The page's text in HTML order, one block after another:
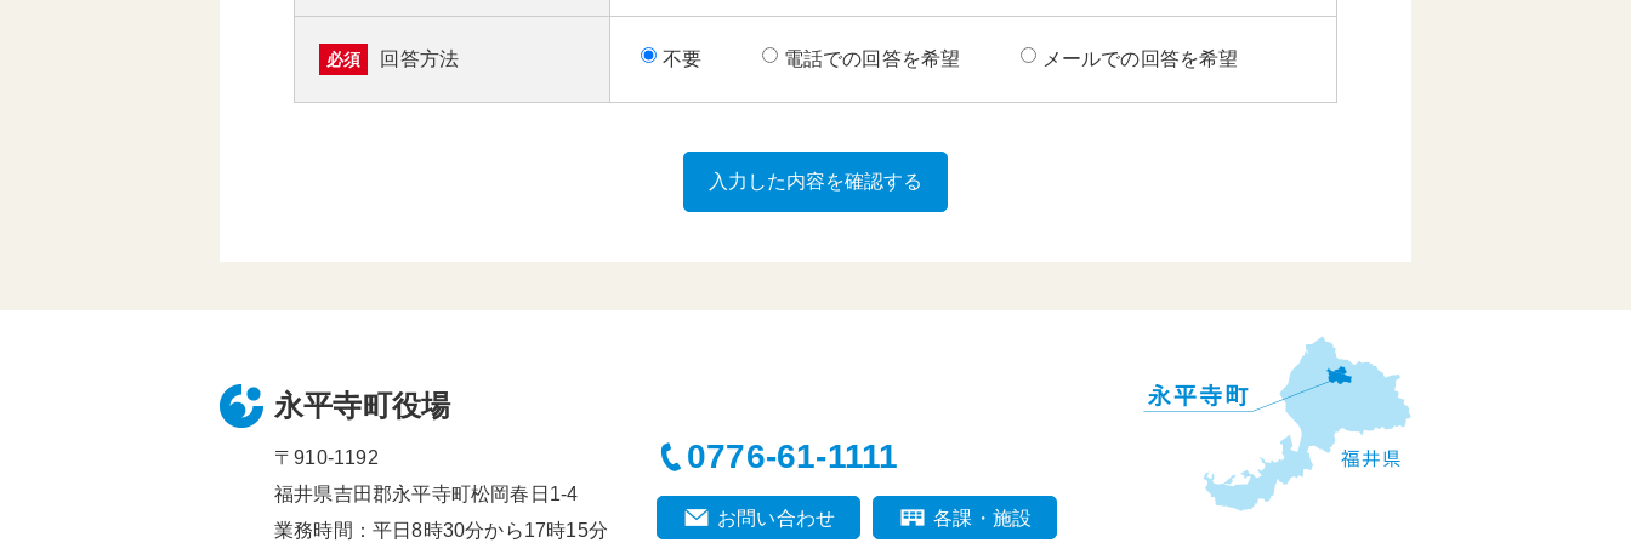
必須 回答方法 不要 電話での回答を希望 メールでの回答を希望
永平寺町役場
〒910-1192
福井県吉田郡永平寺町松岡春日1-4
業務時間：平日8時30分から17時15分
0776-61-1111
お問い合わせ 各課・施設